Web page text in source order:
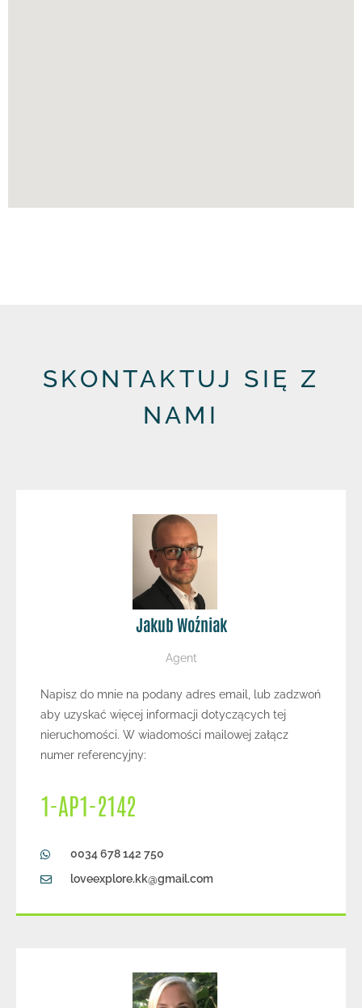
SKONTAKTUJ SIĘ Z
NAMI
Jakub Woźniak
Agent
Napisz do mnie na podany adres email, lub zadzwoń
aby uzyskać więcej informacji dotyczących tej
nieruchomości. W wiadomości mailowej załącz
numer referencyjny:
1-AP1-2142
0034 678 142 750
loveexplore.kk@gmail.com